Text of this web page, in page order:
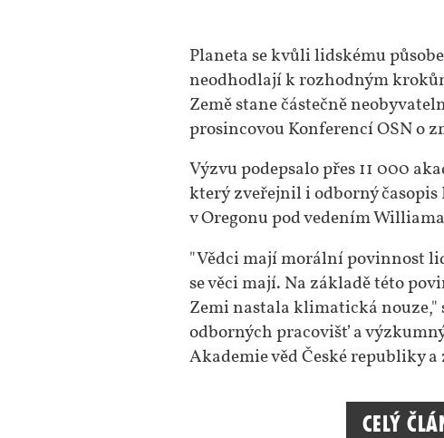
Planeta se kvůli lidskému
neodhodlají k rozhodným
Země stane částečně
prosincovou Konferencí OSN o
Výzvu podepsalo přes 11 000
který zveřejnil i odborný
v Oregonu pod vedením
"Vědci mají morální povinnost
se věci mají. Na základě této
Zemi nastala klimatická nouze,"
odborných pracovišť a
Akademie věd České republiky
Celý